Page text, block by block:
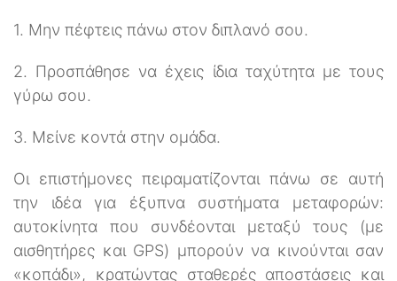
1. Μην πέφτεις πάνω στον διπλανό σου.
2. Προσπάθησε να έχεις ίδια ταχύτητα με τους
γύρω σου.
3. Μείνε κοντά στην ομάδα.
Οι επιστήμονες πειραματίζονται πάνω σε αυτή
την ιδέα για έξυπνα συστήματα μεταφορών:
αυτοκίνητα που συνδέονται μεταξύ τους (με
αισθητήρες και GPS) μπορούν να κινούνται σαν
«κοπάδι», κρατώντας σταθερές αποστάσεις και